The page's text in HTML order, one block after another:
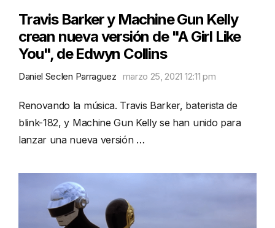
Travis Barker y Machine Gun Kelly
crean nueva versión de "A Girl Like
You", de Edwyn Collins
Daniel Seclen Parraguez marzo 25, 2021 12:11 pm
Renovando la música. Travis Barker, baterista de
blink-182, y Machine Gun Kelly se han unido para
lanzar una nueva versión …